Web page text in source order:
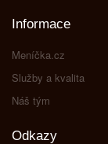
Informace
Meníčka.cz
Služby a kvalita
Náš tým
Odkazy